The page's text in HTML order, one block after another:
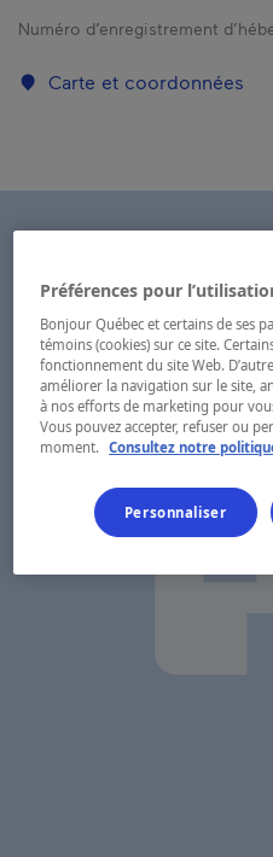
Numéro d’enregistrement
Carte et coordonnées
Préférences pour
Bonjour Québec et certains de ses
témoins (cookies) sur ce site.
fonctionnement du site Web.
améliorer la navigation sur le site,
à nos efforts de marketing pour
Vous pouvez accepter, refuser ou
moment. Consultez notre
Personnaliser